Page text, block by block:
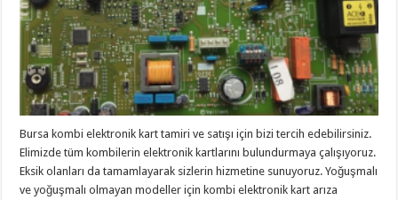
Bursa kombi elektronik kart tamiri ve satışı için bizi tercih edebilirsiniz.
Elimizde tüm kombilerin elektronik kartlarını bulundurmaya çalışıyoruz.
Eksik olanları da tamamlayarak sizlerin hizmetine sunuyoruz. Yoğuşmalı
ve yoğuşmalı olmayan modeller için kombi elektronik kart arıza